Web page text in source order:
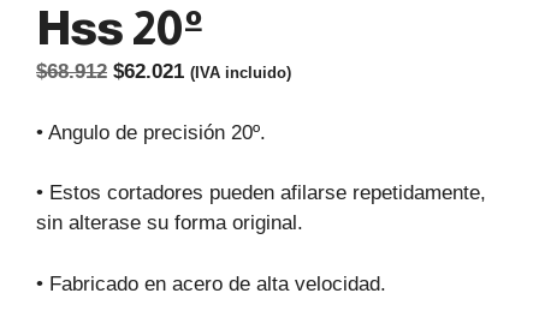
Hss 20º
$68.912 El
original
$68.912.
$62.021El
actual
$62.021.
(IVA incluido)
• Angulo de precisión 20º.
• Estos cortadores pueden afilarse repetidamente,
sin alterase su forma original.
• Fabricado en acero de alta velocidad.